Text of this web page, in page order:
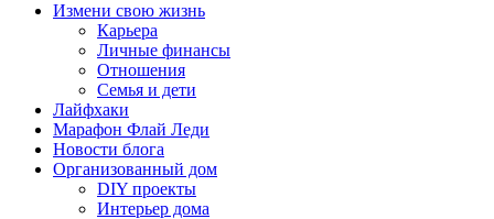
Измени свою жизнь
Карьера
Личные финансы
Отношения
Семья и дети
Лайфхаки
Марафон Флай Леди
Новости блога
Организованный дом
DIY проекты
Интерьер дома